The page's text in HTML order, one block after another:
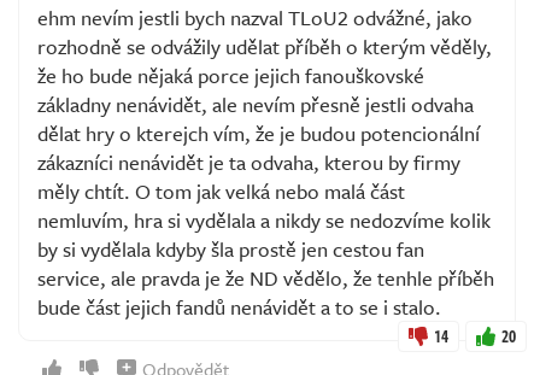
ehm nevím jestli bych nazval TLoU2 odvážné, jako
rozhodně se odvážily udělat příběh o kterým věděly,
že ho bude nějaká porce jejich fanouškovské
základny nenávidět, ale nevím přesně jestli odvaha
dělat hry o kterejch vím, že je budou potencionální
zákazníci nenávidět je ta odvaha, kterou by firmy
měly chtít. O tom jak velká nebo malá část
nemluvím, hra si vydělala a nikdy se nedozvíme kolik
by si vydělala kdyby šla prostě jen cestou fan
service, ale pravda je že ND vědělo, že tenhle příběh
bude část jejich fandů nenávidět a to se i stalo.
14 20
Odpovědět